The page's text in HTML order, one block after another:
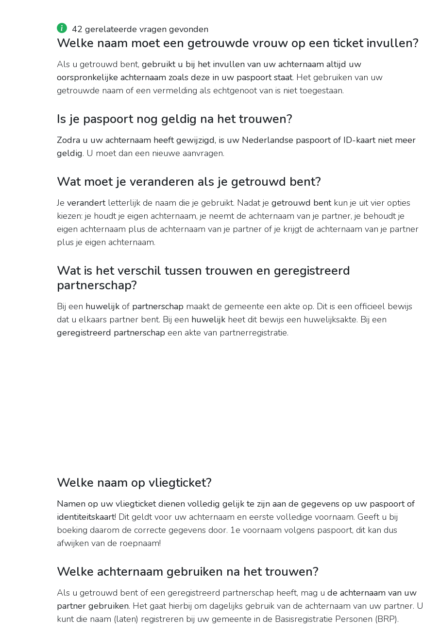
42 gerelateerde vragen gevonden
Welke naam moet een getrouwde vrouw op een ticket invullen?
Als u getrouwd bent, gebruikt u bij het invullen van uw achternaam altijd uw
oorspronkelijke achternaam zoals deze in uw paspoort staat. Het gebruiken van uw
getrouwde naam of een vermelding als echtgenoot van is niet toegestaan.
Is je paspoort nog geldig na het trouwen?
Zodra u uw achternaam heeft gewijzigd, is uw Nederlandse paspoort of ID-kaart niet meer
geldig. U moet dan een nieuwe aanvragen.
Wat moet je veranderen als je getrouwd bent?
Je verandertletterlijk de naam die je gebruikt. Nadat je getrouwd bentkun je uit vier opties
kiezen: je houdt je eigen achternaam, je neemt de achternaam van je partner, je behoudt je
eigen achternaam plus de achternaam van je partner of je krijgt de achternaam van je partner
plus je eigen achternaam.
Wat is het verschil tussen trouwen en geregistreerd
partnerschap?
Bij een huwelijk of partnerschap maakt de gemeente een akte op. Dit is een officieel bewijs
dat u elkaars partner bent. Bij een huwelijk heet dit bewijs een huwelijksakte. Bij een
geregistreerd partnerschap een akte van partnerregistratie.
Welke naam op vliegticket?
Namen op uw vliegticket dienen volledig gelijk te zijn aan de gegevens op uw paspoort of
identiteitskaart! Dit geldt voor uw achternaam en eerste volledige voornaam. Geeft u bij
boeking daarom de correcte gegevens door. 1e voornaam volgens paspoort, dit kan dus
afwijken van de roepnaam!
Welke achternaam gebruiken na het trouwen?
Als u getrouwd bent of een geregistreerd partnerschap heeft, mag u de achternaam van uw
partner gebruiken. Het gaat hierbij om dagelijks gebruik van de achternaam van uw partner. U
kunt die naam (laten) registreren bij uw gemeente in de Basisregistratie Personen (BRP).